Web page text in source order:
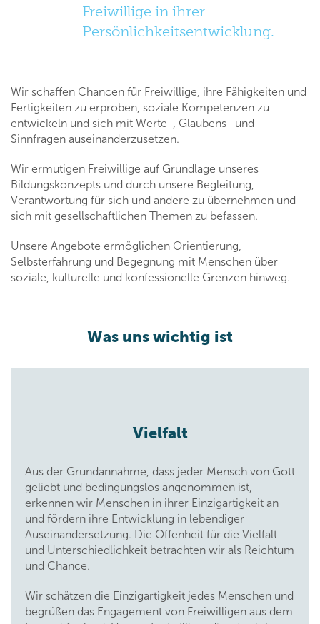
Freiwillige in ihrer
Persönlichkeitsentwicklung.
Wir schaffen Chancen für Freiwillige, ihre Fähigkeiten und
Fertigkeiten zu erproben, soziale Kompetenzen zu
entwickeln und sich mit Werte-, Glaubens- und
Sinnfragen auseinanderzusetzen.
Wir ermutigen Freiwillige auf Grundlage unseres
Bildungskonzepts und durch unsere Begleitung,
Verantwortung für sich und andere zu übernehmen und
sich mit gesellschaftlichen Themen zu befassen.
Unsere Angebote ermöglichen Orientierung,
Selbsterfahrung und Begegnung mit Menschen über
soziale, kulturelle und konfessionelle Grenzen hinweg.
Was uns wichtig ist
Vielfalt
Aus der Grundannahme, dass jeder Mensch von Gott
geliebt und bedingungslos angenommen ist,
erkennen wir Menschen in ihrer Einzigartigkeit an
und fördern ihre Entwicklung in lebendiger
Auseinandersetzung. Die Offenheit für die Vielfalt
und Unterschiedlichkeit betrachten wir als Reichtum
und Chance.
Wir schätzen die Einzigartigkeit jedes Menschen und
begrüßen das Engagement von Freiwilligen aus dem